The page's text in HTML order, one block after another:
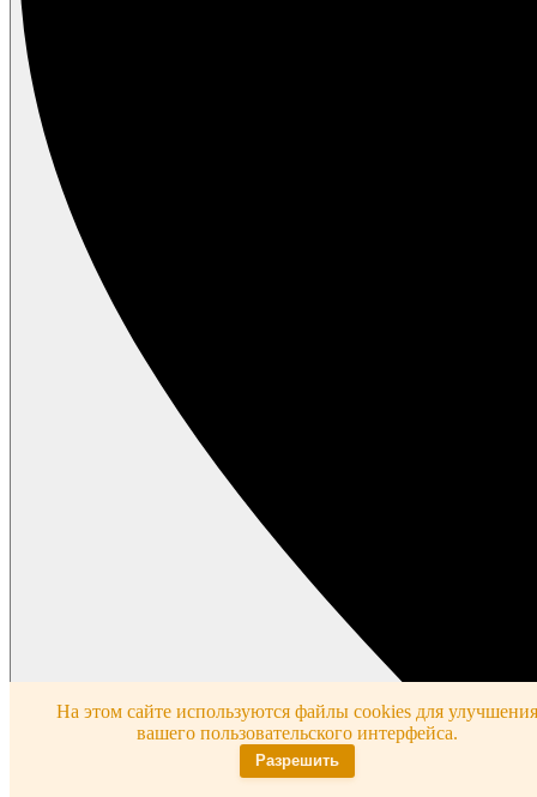
На этом сайте используются файлы cookies для улучшения
вашего пользовательского интерфейса.
Разрешить